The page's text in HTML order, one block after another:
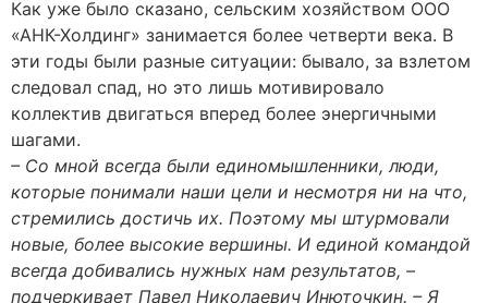
Как уже было сказано, сельским хозяйством ООО
«АНК-Холдинг» занимается более четверти века. В
эти годы были разные ситуации: бывало, за взлетом
следовал спад, но это лишь мотивировало
коллектив двигаться вперед более энергичными
шагами.
– Со мной всегда были единомышленники, люди,
которые понимали наши цели и несмотря ни на что,
стремились достичь их. Поэтому мы штурмовали
новые, более высокие вершины. И единой командой
всегда добивались нужных нам результатов, –
подчеркивает Павел Николаевич Инюточкин. – Я